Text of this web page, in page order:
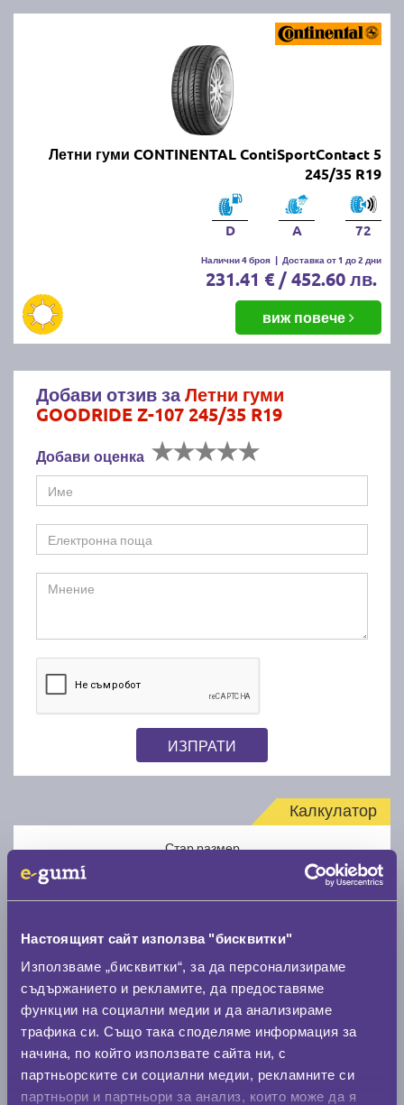
Настоящият сайт използва "бисквитки"
Използваме „бисквитки“, за да персонализираме
съдържанието и рекламите, да предоставяме
функции на социални медии и да анализираме
трафика си. Също така споделяме информация за
начина, по който използвате сайта ни, с
партньорските си социални медии, рекламните си
партньори и партньори за анализ, които може да я
Летни гуми CONTINENTAL ContiSportContact 5
245/35 R19
D A 72
Налични 4 броя | Доставка от 1 до 2 дни
231.41 € / 452.60 лв.
виж повече
Добави отзив заЛетни гуми
GOODRIDE Z-107 245/35 R19
Добави оценка
ИЗПРАТИ
Калкулатор
Стар размер
Нов размер